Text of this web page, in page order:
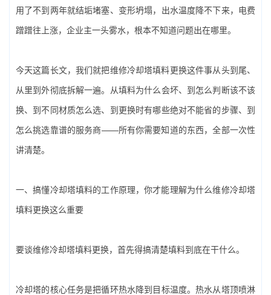
用了不到两年就结垢堵塞、变形坍塌，出水温度降不下来，电费
蹭蹭往上涨，企业主一头雾水，根本不知道问题出在哪里。
今天这篇长文，我们就把‌维修冷却塔填料更换‌这件事从头到尾、
从里到外彻底拆解一遍。从填料为什么会坏、到怎么判断该不该
换、到不同材质怎么选、到更换时有哪些绝对不能省的步骤、到
怎么挑选靠谱的服务商——所有你需要知道的东西，全部一次性
讲清楚。
一、搞懂冷却塔填料的工作原理，你才能理解为什么‌维修冷却塔
填料更换‌这么重要
要谈‌维修冷却塔填料更换‌，首先得搞清楚填料到底在干什么。
冷却塔的核心任务是把循环热水降到目标温度。热水从塔顶喷淋